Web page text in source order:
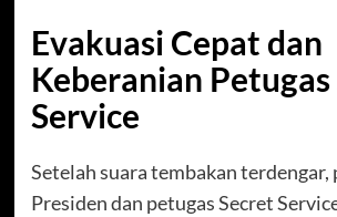
Evakuasi Cepat dan
Keberanian
Service
Setelah suara tembakan terdengar,
Presiden dan petugas Secret